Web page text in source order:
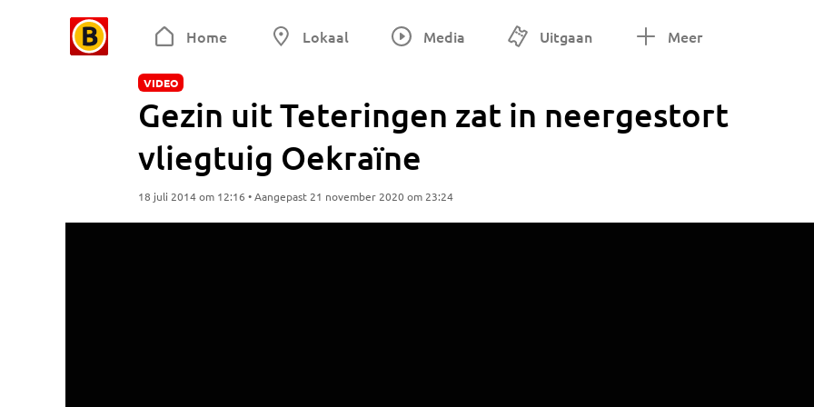
Home Lokaal Media Uitgaan Meer
VIDEO
Gezin uit Teteringen zat in neergestort
vliegtuig Oekraïne
18 juli 2014 om 12:16 • Aangepast 21 november 2020 om 23:24